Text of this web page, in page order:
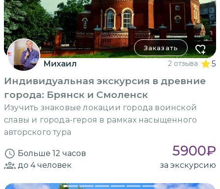
Заказать
Михаил 2 отзыва 5
Индивидуальная экскурсия в древние
города: Брянск и Смоленск
Изучить знаковые локации города воинской
славы и города-героя в рамках насыщенного
авторского тура
Больше 12 часов 5900₽
до 4человек за экскурсию